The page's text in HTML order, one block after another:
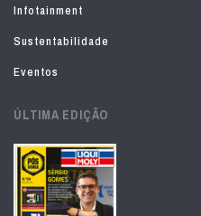
Infotainment
Sustentabilidade
Eventos
ÚLTIMA EDIÇÃO